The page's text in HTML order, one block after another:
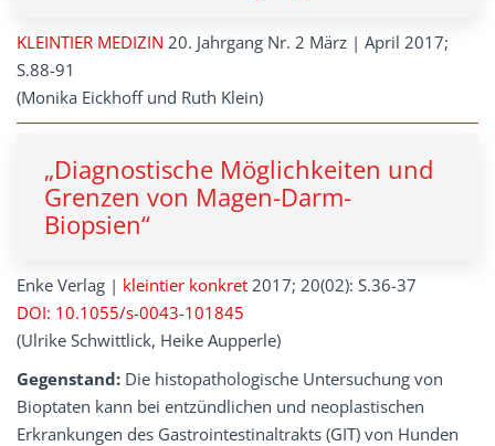
KLEINTIER MEDIZIN 20. Jahrgang Nr. 2 März | April 2017;
S.88-91
(Monika Eickhoff und Ruth Klein)
„Diagnostische Möglichkeiten und
Grenzen von Magen-Darm-
Biopsien“
Enke Verlag | kleintier konkret 2017; 20(02): S.36-37
DOI: 10.1055/s-0043-101845
(Ulrike Schwittlick, Heike Aupperle)
Gegenstand: Die histopathologische Untersuchung von
Bioptaten kann bei entzündlichen und neoplastischen
Erkrankungen des Gastrointestinaltrakts (GIT) von Hunden